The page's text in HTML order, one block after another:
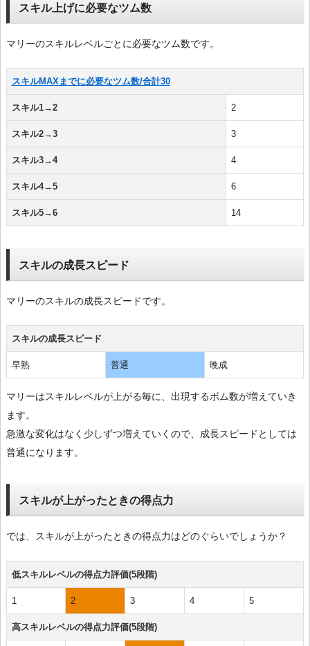
スキル上げに必要なツム数
マリーのスキルレベルごとに必要なツム数です。
スキルMAXまでに必要なツム数/合計30
スキル1→2 2
スキル2→3 3
スキル3→4 4
スキル4→5 6
スキル5→6 14
スキルの成長スピード
マリーのスキルの成長スピードです。
スキルの成長スピード
早熟 普通 晩成
マリーはスキルレベルが上がる毎に、出現するボム数が増えていき
ます。
急激な変化はなく少しずつ増えていくので、成長スピードとしては
普通になります。
スキルが上がったときの得点力
では、スキルが上がったときの得点力はどのぐらいでしょうか？
低スキルレベルの得点力評価(5段階)
1 2 3 4 5
高スキルレベルの得点力評価(5段階)